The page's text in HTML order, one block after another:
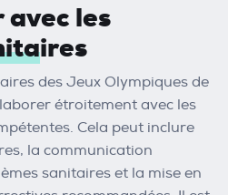
les
des Jeux Olympiques de
étroitement avec les
Cela peut inclure
la communication
sanitaires et la mise en